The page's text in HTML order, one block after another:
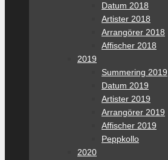
Datum 2018
Artister 2018
Arrangörer 2018
Affischer 2018
2019
Summering 2019
Datum 2019
Artister 2019
Arrangörer 2019
Affischer 2019
Peppkollo
2020